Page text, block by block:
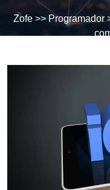
Zofe >> Programador